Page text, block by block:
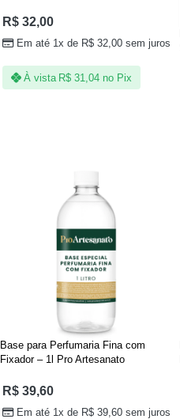
R$32,00
Em até 1x de R$ 32,00 sem juros
À vista R$ 31,04 no Pix
Base para Perfumaria Fina com
Fixador – 1l Pro Artesanato
R$39,60
Em até 1x de R$ 39,60 sem juros